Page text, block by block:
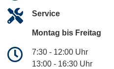
Service
Montag bis Freitag
7:30 - 12:00 Uhr
13:00 - 16:30 Uhr